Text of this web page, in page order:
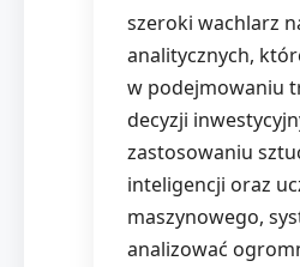
szeroki wachlarz
analitycznych,
w podejmowaniu
decyzji
zastosowaniu
inteligencji oraz
maszynowego,
analizować